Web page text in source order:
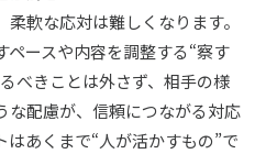
軟な応対は難しくなります。
ペースや内容を調整する“察す
べきことは外さず、相手の様
な配慮が、信頼につながる対応
あくまで“人が活かすもの”で